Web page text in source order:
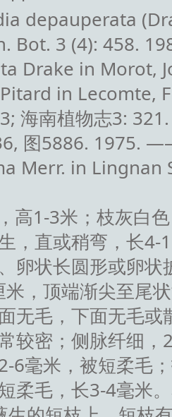
depauperata
Bot. 3 (4): 458.
Drake in Morot,
in Lecomte,
海南植物志3:
图5886. 1975.
Merr. in Lingnan
高1-3米；枝灰白
，直或稍弯，长4-
卵状长圆形或卵状
，顶端渐尖至尾
无毛，下面无毛或
较密；侧脉纤细，
6毫米，被短柔毛
柔毛，长3-4毫米